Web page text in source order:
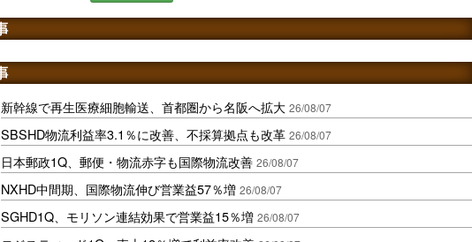
新幹線で再生医療細胞輸送、首都圏から名阪へ拡大 26/08/07
SBSHD物流利益率3.1％に改善、不採算拠点も改革 26/08/07
日本郵政1Q、郵便・物流赤字も国際物流改善 26/08/07
NXHD中間期、国際物流伸び営業益57％増 26/08/07
SGHD1Q、モリソン連結効果で営業益15％増 26/08/07